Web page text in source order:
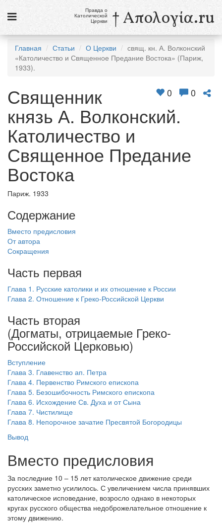
Новости
Галерея
Викторины
Ссылки
Религиозные учения и секты, справочник
Свв. Сикст II, папа, и сподвижники его, мученики
см. календарь
Обратная связь
Отправить сообщение
Правда о
Католической
Церкви † Απολογία.ru
Главная Статьи О Церкви
свящ. кн. А. Волконский
«Католичество и Священное Предание Востока» (Париж,
1933).
0 0
Священник
князь А. Волконский.
Католичество и
Священное Предание
Востока
Париж. 1933
Содержание
Вместо предисловия
От автора
Сокращения
Часть первая
Глава 1. Русские католики и их отношение к России
Глава 2. Отношение к Греко-Российской Церкви
Часть вторая
(Догматы, отрицаемые Греко-
Российской Церковью)
Вступление
Глава 3. Главенство ап. Петра
Глава 4. Первенство Римского епископа
Глава 5. Безошибочность Римского епископа
Глава 6. Исхождение Св. Духа и от Сына
Глава 7. Чистилище
Глава 8. Непорочное зачатие Пресвятой Богородицы
Вывод
Вместо предисловия
За последние 10 – 15 лет католическое движение среди
русских заметно усилилось. С увеличением числа принявших
католическое исповедание, возросло однако в некоторых
кругах русского общества недоброжелательное отношение к
этому движению.